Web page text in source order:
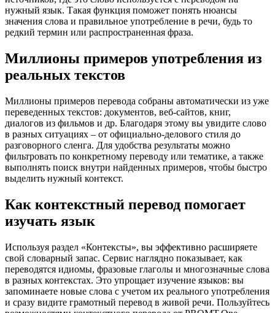
нужный язык. Такая функция поможет понять нюансы
значения слова и правильное употребление в речи, будь то
редкий термин или распространенная фраза.
Миллионы примеров употребления из
реальных текстов
Миллионы примеров перевода собраны автоматически из уже
переведенных текстов: документов, веб-сайтов, книг,
диалогов из фильмов и др. Благодаря этому вы увидите слово
в разных ситуациях – от официально-делового стиля до
разговорного сленга. Для удобства результаты можно
фильтровать по конкретному переводу или тематике, а также
выполнять поиск внутри найденных примеров, чтобы быстро
выделить нужный контекст.
Как контекстный перевод помогает
изучать язык
Используя раздел «Контексты», вы эффективно расширяете
свой словарный запас. Сервис наглядно показывает, как
переводятся идиомы, фразовые глаголы и многозначные слова
в разных контекстах. Это упрощает изучение языков: вы
запоминаете новые слова с учетом их реального употребления
и сразу видите грамотный перевод в живой речи. Пользуйтесь